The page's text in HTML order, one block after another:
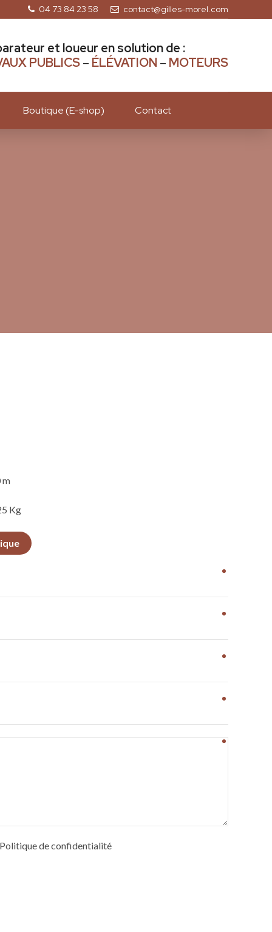
04 73 84 23 58 contact@gilles-morel.com
et loueur en solution de :
PUBLICS– ÉLÉVATION – MOTEURS
Boutique (E-shop) Contact
m
Kg
Politique de confidentialité